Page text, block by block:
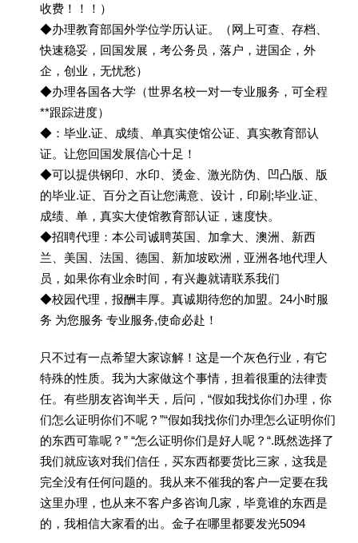
收费！！！）
◆办理教育部国外学位学历认证。（网上可查、存档、
快速稳妥，回国发展，考公务员，落户，进国企，外
企，创业，无忧愁）
◆办理各国各大学（世界名校一对一专业服务，可全程
**跟踪进度）
◆：毕业.证、成绩、单真实使馆公证、真实教育部认
证。让您回国发展信心十足！
◆可以提供钢印、水印、烫金、激光防伪、凹凸版、版
的毕业.证、百分之百让您满意、设计，印刷;毕业.证、
成绩、单，真实大使馆教育部认证，速度快。
◆招聘代理：本公司诚聘英国、加拿大、澳洲、新西
兰、美国、法国、德国、新加坡欧洲，亚洲各地代理人
员，如果你有业余时间，有兴趣就请联系我们
◆校园代理，报酬丰厚。真诚期待您的加盟。24小时服
务 为您服务 专业服务,使命必赴！
只不过有一点希望大家谅解！这是一个灰色行业，有它
特殊的性质。我为大家做这个事情，担着很重的法律责
任。有些朋友咨询半天，后问，“假如我找你们办理，你
们怎么证明你们不呢？”“假如我找你们办理怎么证明你们
的东西可靠呢？” “怎么证明你们是好人呢？“.既然选择了
我们就应该对我们信任，买东西都要货比三家，这我是
完全没有任何问题的。我从来不催我的客户一定要在我
这里办理，也从来不客户多咨询几家，毕竟谁的东西是
的，我相信大家看的出。金子在哪里都要发光5094